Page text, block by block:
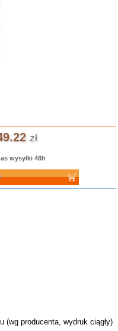
zł
wysyłki 48h
(wg producenta, wydruk ciągły)